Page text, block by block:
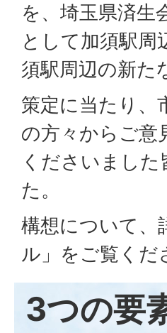
を、埼玉県済生
として加須駅周
須駅周辺の新た
策定に当たり、
の方々からご意
くださいまし
た。
構想について、
ル」をご覧くだ
3つの要